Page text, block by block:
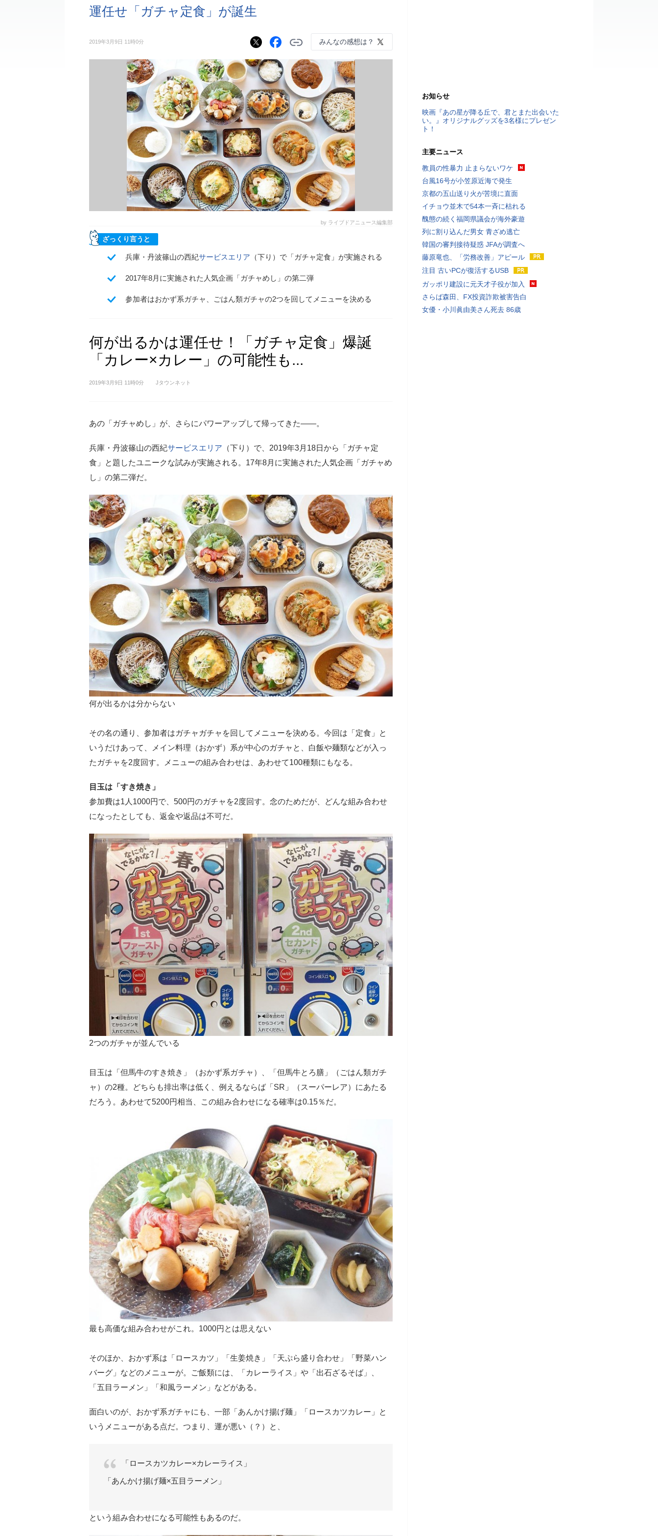
運任せ「ガチャ定食」が誕生
2019年3月9日 11時0分 みんなの感想は？
by ライブドアニュース編集部
ざっくり言うと
兵庫・丹波篠山の西紀サービスエリア （下り）で「ガチャ定食」が実施される
2017年8月に実施された人気企画「ガチャめし」の第二弾
参加者はおかず系ガチャ、ごはん類ガチャの2つを回してメニューを決める
何が出るかは運任せ！「ガチャ定食」爆誕
「カレー×カレー」の可能性も...
2019年3月9日 11時0分 Jタウンネット
あの「ガチャめし」が、さらにパワーアップして帰ってきた――。
兵庫・丹波篠山の西紀サービスエリア （下り）で、2019年3月18日から「ガチャ定
食」と題したユニークな試みが実施される。17年8月に実施された人気企画「ガチャめ
し」の第二弾だ。
何が出るかは分からない
その名の通り、参加者はガチャガチャを回してメニューを決める。今回は「定食」と
いうだけあって、メイン料理（おかず）系が中心のガチャと、白飯や麺類などが入っ
たガチャを2度回す。メニューの組み合わせは、あわせて100種類にもなる。
目玉は「すき焼き」
参加費は1人1000円で、500円のガチャを2度回す。念のためだが、どんな組み合わせ
になったとしても、返金や返品は不可だ。
2つのガチャが並んでいる
目玉は「但馬牛のすき焼き」（おかず系ガチャ）、「但馬牛とろ膳」（ごはん類ガチ
ャ）の2種。どちらも排出率は低く、例えるならば「SR」（スーパーレア）にあたる
だろう。あわせて5200円相当、この組み合わせになる確率は0.15％だ。
最も高価な組み合わせがこれ。1000円とは思えない
そのほか、おかず系は「ロースカツ」「生姜焼き」「天ぷら盛り合わせ」「野菜ハン
バーグ」などのメニューが。ご飯類には、「カレーライス」や「出石ざるそば」、
「五目ラーメン」「和風ラーメン」などがある。
面白いのが、おかず系ガチャにも、一部「あんかけ揚げ麺」「ロースカツカレー」と
いうメニューがある点だ。つまり、運が悪い（？）と、
「ロースカツカレー×カレーライス」
「あんかけ揚げ麺×五目ラーメン」
という組み合わせになる可能性もあるのだ。
お知らせ
映画『あの星が降る丘で、君とまた出会いた
い。』オリジナルグッズを3名様にプレゼン
ト！
主要ニュース
教員の性暴力 止まらないワケ
台風16号が小笠原近海で発生
京都の五山送り火が苦境に直面
イチョウ並木で54本一斉に枯れる
醜態の続く福岡県議会が海外豪遊
列に割り込んだ男女 青ざめ逃亡
韓国の審判接待疑惑 JFAが調査へ
藤原竜也、「労務改善」アピール
注目 古いPCが復活するUSB
ガッポリ建設に元天才子役が加入
さらば森田、FX投資詐欺被害告白
女優・小川眞由美さん死去 86歳